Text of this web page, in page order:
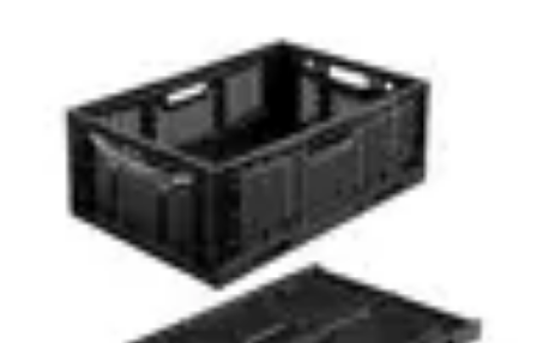
Guide d'achat
Guides pratiques
Remorque Agricole